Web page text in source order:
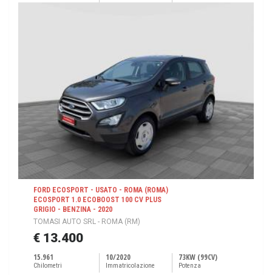
FORD ECOSPORT - USATO - ROMA (ROMA)
ECOSPORT 1.0 ECOBOOST 100 CV PLUS
GRIGIO - BENZINA - 2020
TOMASI AUTO SRL - ROMA (RM)
€ 13.400
15.961
Chilometri
10/2020
Immatricolazione
73KW (99CV)
Potenza